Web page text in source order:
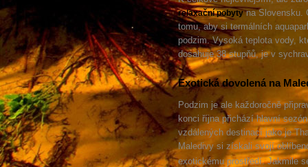
relaxační pobytyna Slovensku.
tomu, aby si termálních
podzim. Vysoká teplota vody,
dosahuje 38 stupňů, je v
Exotická dovolená na
Podzim je ale každoročně
konci října přichází hlavní
vzdálených destinací jako je
Maledivy si získali svojí
exotickému prostředí. Jakmile